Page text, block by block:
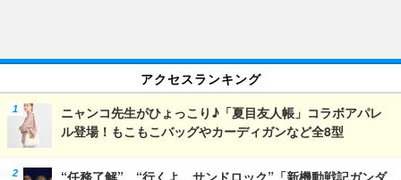
アクセスランキング
ニャンコ先生がひょっこり♪「夏目友人帳」コラボアパレ
ル登場！もこもこバッグやカーディガンなど全8型
“任務了解”、“行くよ、サンドロック”「新機動戦記ガンダ